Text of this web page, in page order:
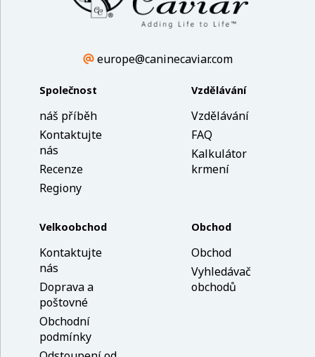
europe@caninecaviar.com
Společnost
náš příběh
Kontaktujte
nás
Recenze
Regiony
Vzdělávání
Vzdělávání
FAQ
Kalkulátor
krmení
Velkoobchod
Kontaktujte
nás
Doprava a
poštovné
Obchodní
podmínky
Obchod
Obchod
Vyhledávač
obchodů